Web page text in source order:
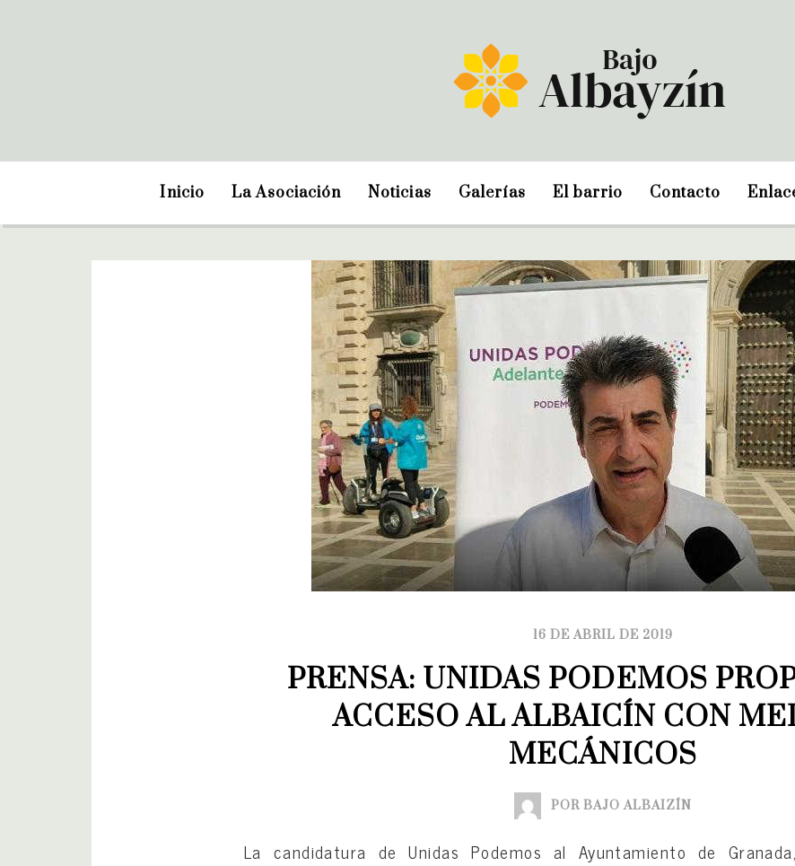
Inicio La Asociación Noticias Galerías El barrio Contacto
16 DE ABRIL DE 2019
PRENSA: UNIDAS PODEMOS
ACCESO AL ALBAICÍN CON
MECÁNICOS
POR BAJO ALBAIZÍN
La candidatura de Unidas Podemos al Ayuntamiento de